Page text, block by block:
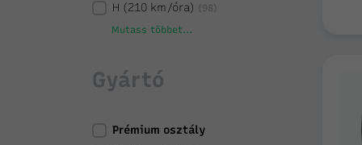
H (210 km/óra)
Mutass többet...
Gyártó
Prémium osztály